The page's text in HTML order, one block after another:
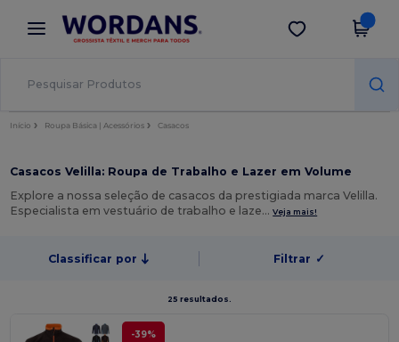
× App Wordans
Melhores preços na app!
Obter app
Início Roupa Básica | Acessórios Casacos
Casacos Velilla: Roupa de Trabalho e Lazer em Volume
Explore a nossa seleção de casacos da prestigiada marca Velilla.
Especialista em vestuário de trabalho e laze…Veja mais!
Classificar por Filtrar ✓
25 resultados.
-39%